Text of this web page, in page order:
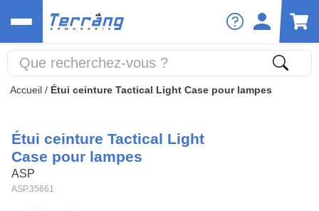
Accueil / Étui ceinture Tactical Light Case pour lampes
Étui ceinture Tactical Light
Case pour lampes
ASP
ASP.35661